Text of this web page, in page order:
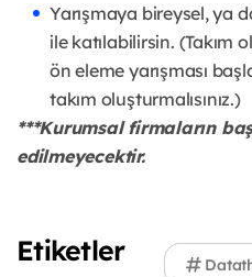
Yarışmaya bireysel, ya
ile katılabilirsin. (Takım
ön eleme yarışması
takım oluşturmalısınız.)
***Kurumsal firmaların
edilmeyecektir.
Etiketler